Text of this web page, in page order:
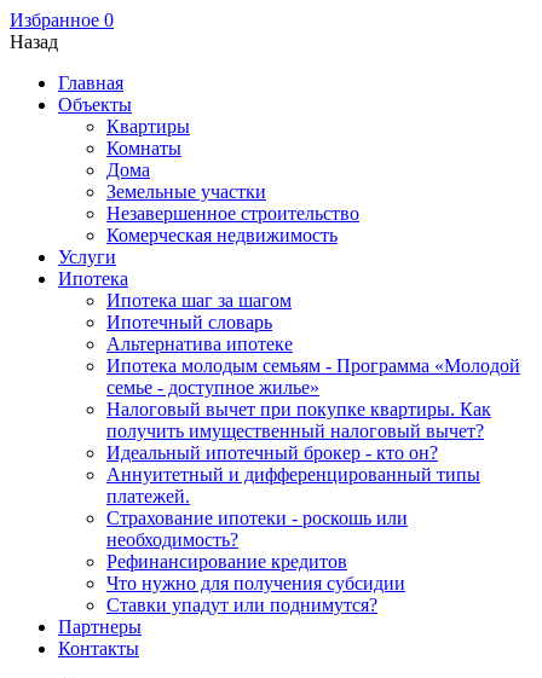
Избранное 0
Назад
Главная
Объекты
Квартиры
Комнаты
Дома
Земельные участки
Незавершенное строительство
Комерческая недвижимость
Услуги
Ипотека
Ипотека шаг за шагом
Ипотечный словарь
Альтернатива ипотеке
Ипотека молодым семьям - Программа «Молодой
семье - доступное жилье»
Налоговый вычет при покупке квартиры. Как
получить имущественный налоговый вычет?
Идеальный ипотечный брокер - кто он?
Аннуитетный и дифференцированный типы
платежей.
Страхование ипотеки - роскошь или
необходимость?
Рефинансирование кредитов
Что нужно для получения субсидии
Ставки упадут или поднимутся?
Партнеры
Контакты